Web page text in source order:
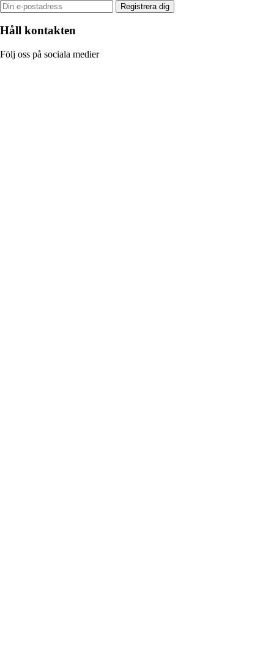
Registrera dig
Håll kontakten
Följ oss på sociala medier